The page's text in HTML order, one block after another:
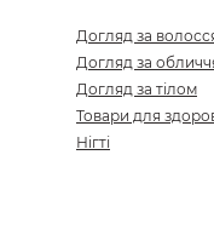
Догляд за
Догляд за
Догляд за тілом
Товари для
Нігті